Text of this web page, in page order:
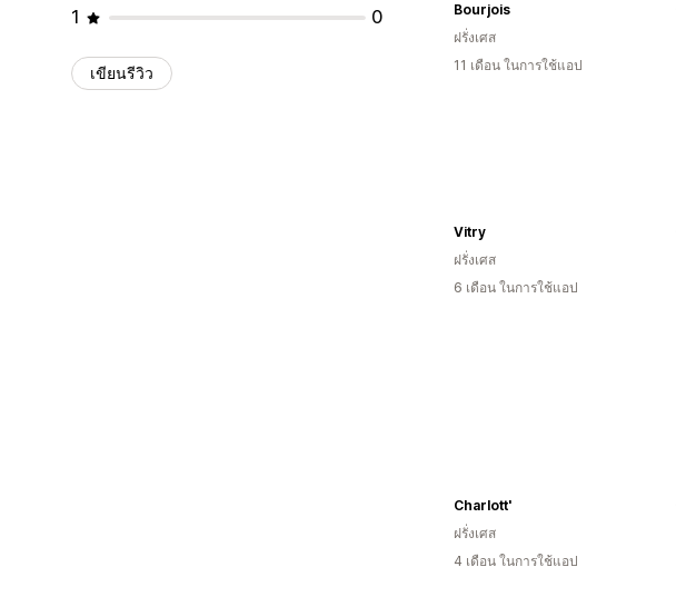
1
0
เขียนรีวิว
Bourjois
ฝรั่งเศส
11 เดือน ในการใช้แอป
Vitry
ฝรั่งเศส
6 เดือน ในการใช้แอป
Charlott'
ฝรั่งเศส
4 เดือน ในการใช้แอป